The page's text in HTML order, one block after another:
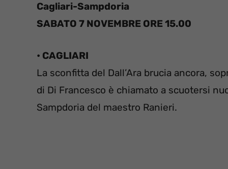
Cagliari-Sampdoria
SABATO 7 NOVEMBRE ORE 15.00
• CAGLIARI
La sconfitta del Dall’Ara brucia ancora,
di Di Francesco è chiamato a scuotersi
Sampdoria del maestro Ranieri.